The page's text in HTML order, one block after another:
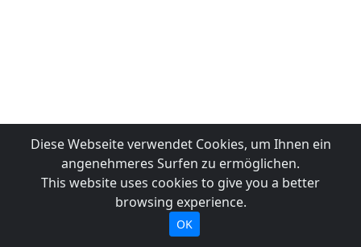
Diese Webseite verwendet Cookies, um Ihnen ein
angenehmeres Surfen zu ermöglichen.
This website uses cookies to give you a better
browsing experience.
OK